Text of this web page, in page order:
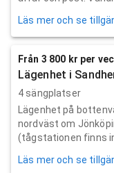
Läs mer och se
Från 3 800 kr per
Lägenhet i
4 sängplatser
Lägenhet på
nordväst om
(tågstationen finns
Läs mer och se